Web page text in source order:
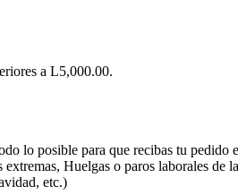
a L5,000.00.
lo posible para que recibas tu
Huelgas o paros laborales de
etc.)